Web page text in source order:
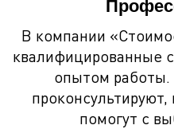
В компании
квалифицированные
опытом работы.
помогут с